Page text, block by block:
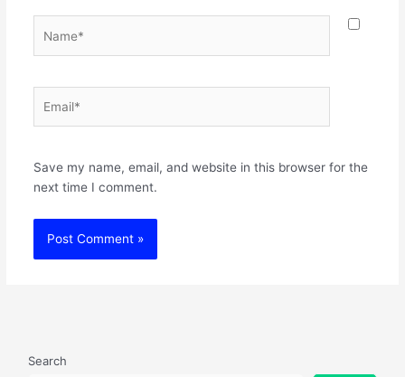
Save my name, email, and website in this browser for the
next time I comment.
Search